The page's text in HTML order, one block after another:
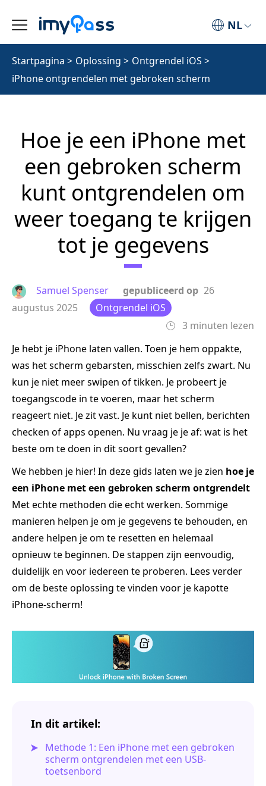
NL
Startpagina > Oplossing > Ontgrendel iOS >
iPhone ontgrendelen met gebroken scherm
Hoe je een iPhone met
een gebroken scherm
kunt ontgrendelen om
weer toegang te krijgen
tot je gegevens
Samuel Spenser gepubliceerd op 26
augustus 2025
Ontgrendel iOS
3 minuten lezen
Je hebt je iPhone laten vallen. Toen je hem oppakte,
was het scherm gebarsten, misschien zelfs zwart. Nu
kun je niet meer swipen of tikken. Je probeert je
toegangscode in te voeren, maar het scherm
reageert niet. Je zit vast. Je kunt niet bellen, berichten
checken of apps openen. Nu vraag je je af: wat is het
beste om te doen in dit soort gevallen?
We hebben je hier! In deze gids laten we je zien hoe je
een iPhone met een gebroken scherm ontgrendelt
Met echte methoden die echt werken. Sommige
manieren helpen je om je gegevens te behouden, en
andere helpen je om te resetten en helemaal
opnieuw te beginnen. De stappen zijn eenvoudig,
duidelijk en voor iedereen te proberen. Lees verder
om de beste oplossing te vinden voor je kapotte
iPhone-scherm!
In dit artikel:
Methode 1: Een iPhone met een gebroken
scherm ontgrendelen met een USB-
toetsenbord